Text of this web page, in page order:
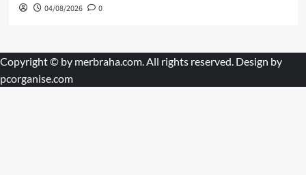
04/08/2026 0
Copyright © by merbraha.com. All rights reserved. Design by
pcorganise.com